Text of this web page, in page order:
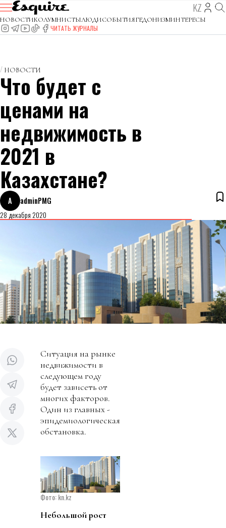
KZ
НОВОСТИКОЛУМНИСТЫЛЮДИСОБЫТИЯГЕДОНИЗМИНТЕРЕСЫ
ЧИТАТЬ ЖУРНАЛЫ
НОВОСТИ
Что будет с
ценами на
недвижимость в
2021 в
Казахстане?
A
adminPMG
28 декабря 2020
Ситуация на рынке
недвижимости в
следующем году
будет зависеть от
многих факторов.
Один из главных -
эпидемиологическая
обстановка.
Фото: kn.kz
Небольшой рост